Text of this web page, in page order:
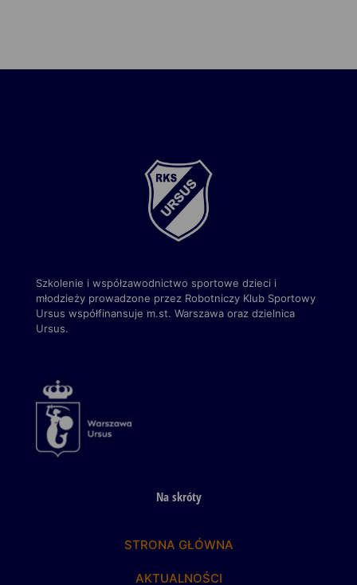
Szkolenie i współzawodnictwo sportowe dzieci i
młodzieży prowadzone przez Robotniczy Klub Sportowy
Ursus współfinansuje m.st. Warszawa oraz dzielnica
Ursus.
Na skróty
STRONA GŁÓWNA
AKTUALNOŚCI